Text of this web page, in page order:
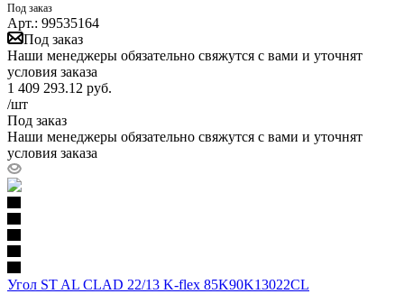
Под заказ
Арт.: 99535164
Под заказ
Наши менеджеры обязательно свяжутся с вами и уточнят
условия заказа
1 409 293.12 руб.
/шт
Под заказ
Наши менеджеры обязательно свяжутся с вами и уточнят
условия заказа
Угол ST AL CLAD 22/13 K-flex 85K90K13022CL